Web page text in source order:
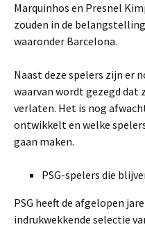
Marquinhos en Presnel
zouden in de
waaronder Barcelona.
Naast deze spelers zijn er
waarvan wordt gezegd dat
verlaten. Het is nog
ontwikkelt en welke
gaan maken.
PSG-spelers die
PSG heeft de afgelopen
indrukwekkende selectie